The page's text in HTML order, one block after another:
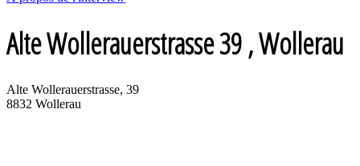
Alte Wollerauerstrasse 39, Wollerau
Alte Wollerauerstrasse, 39
8832 Wollerau